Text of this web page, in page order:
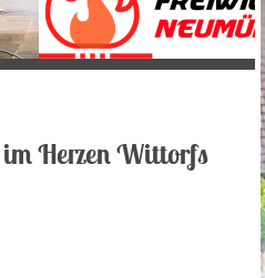
Herzen Wittorfs